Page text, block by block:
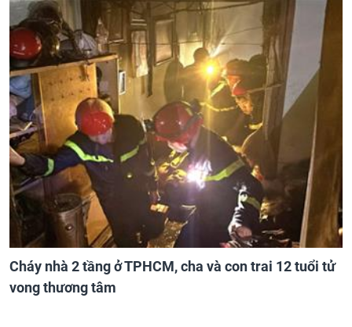
Cháy nhà 2 tầng ở TPHCM, cha và con trai 12 tuổi tử
vong thương tâm